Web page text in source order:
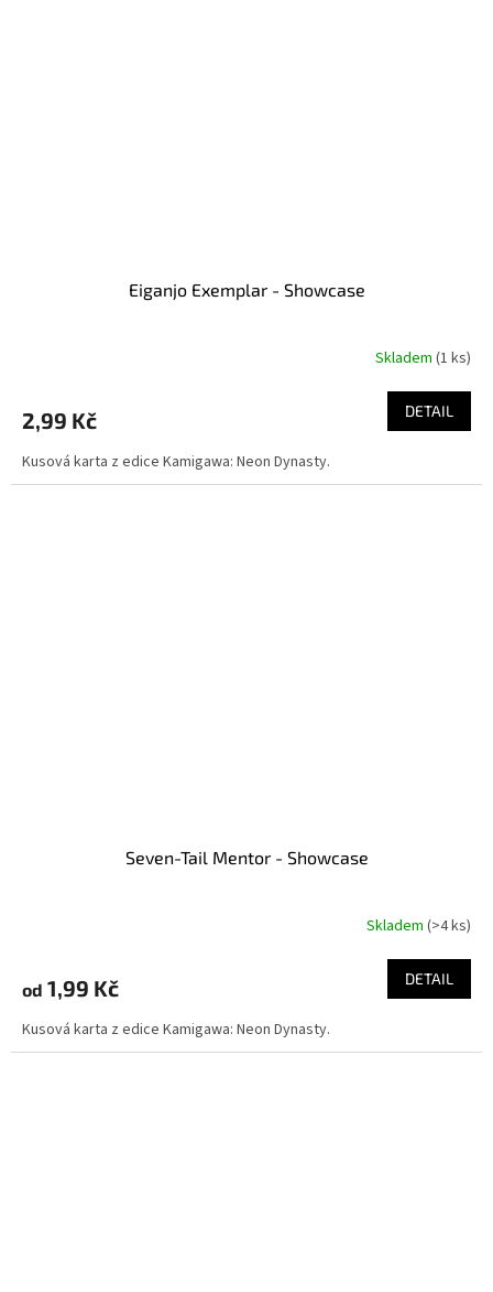
Eiganjo Exemplar - Showcase
Skladem (1 ks)
2,99 Kč DETAIL
Kusová karta z edice Kamigawa: Neon Dynasty.
Seven-Tail Mentor - Showcase
Skladem (>4 ks)
od 1,99 Kč DETAIL
Kusová karta z edice Kamigawa: Neon Dynasty.